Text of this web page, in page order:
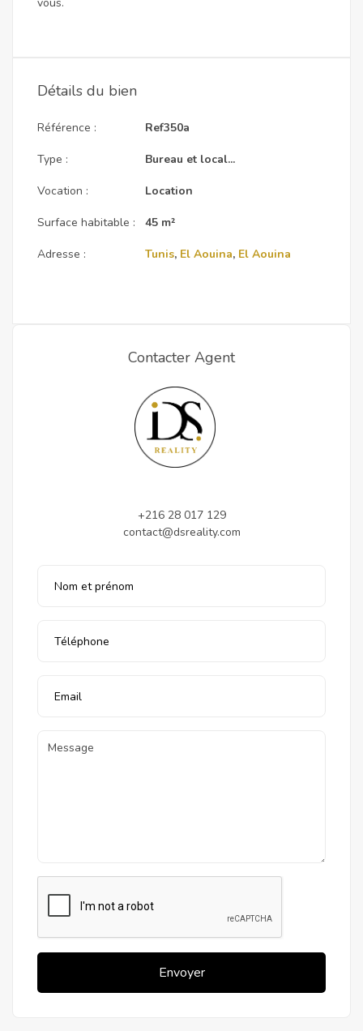
Détails du bien
Référence :
Type :
Vocation :
Surface habitable :
Adresse :
Ref350a
Bureau et local...
Location
45 m²
Tunis, El Aouina, El Aouina
Contacter Agent
+216 28 017 129
contact@dsreality.com
Envoyer